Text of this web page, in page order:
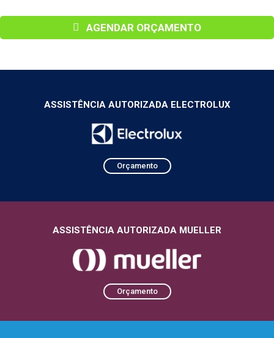
AGENDAR ORÇAMENTO
ASSISTÊNCIA AUTORIZADA ELECTROLUX
Orçamento
ASSISTÊNCIA AUTORIZADA MUELLER
Orçamento